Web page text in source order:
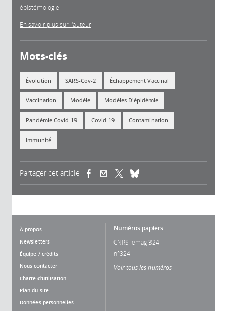
épistémologie.
En savoir plus sur l'auteur
Mots-clés
Évolution SARS-Cov-2 Échappement Vaccinal
Vaccination Modèle Modèles D'épidémie
Pandémie Covid-19 Covid-19 Contamination
Immunité
Partager cet article (link is external)(link is external)
À propos
Newsletters
Équipe / crédits
Nous contacter
Charte d'utilisation
Plan du site
Données personnelles
Numéros papiers
CNRS lemag 324
n°324
Voir tous les numéros